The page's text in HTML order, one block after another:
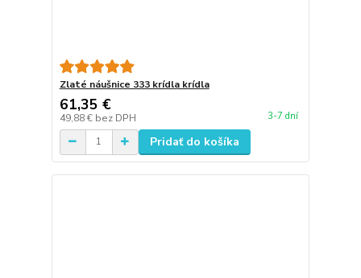
Zlaté náušnice 333 krídla krídla
61,35 €
49,88 € bez DPH 3-7 dní
Pridať do košíka